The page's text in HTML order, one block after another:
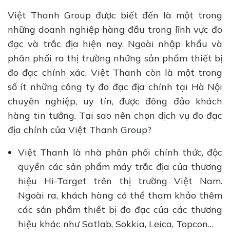
Việt Thanh Group được biết đến là một trong
những doanh nghiệp hàng đầu trong lĩnh vực đo
đạc và trắc địa hiện nay. Ngoài nhập khẩu và
phân phối ra thị trường những sản phẩm thiết bị
đo đạc chính xác, Việt Thanh còn là một trong
số ít những công ty đo đạc địa chính tại Hà Nội
chuyên nghiệp, uy tín, được đông đảo khách
hàng tin tưởng. Tại sao nên chọn dịch vụ đo đạc
địa chính của Việt Thanh Group?
Việt Thanh là nhà phân phối chính thức, độc
quyền các sản phẩm máy trắc địa của thương
hiệu Hi-Target trên thị trường Việt Nam.
Ngoài ra, khách hàng có thể tham khảo thêm
các sản phẩm thiết bị đo đạc của các thương
hiệu khác như Satlab, Sokkia, Leica, Topcon…